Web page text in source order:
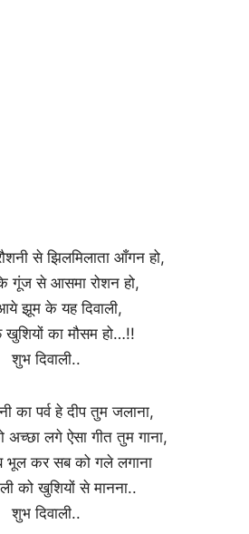
से झिलमिलाता आँगन हो,
गूंज से आसमा रोशन हो,
झूम के यह दिवाली,
खुशियों का मौसम हो…!!
शुभ दिवाली..
का पर्व हे दीप तुम जलाना,
अच्छा लगे ऐसा गीत तुम गाना,
भूल कर सब को गले लगाना
को खुशियों से मानना..
शुभ दिवाली..